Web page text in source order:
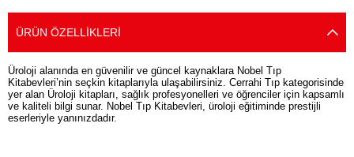
ÜRÜN ÖZELLIKLERI
Üroloji alanında en güvenilir ve güncel kaynaklara Nobel Tıp
Kitabevleri’nin seçkin kitaplarıyla ulaşabilirsiniz. Cerrahi Tıp kategorisinde
yer alan Üroloji kitapları, sağlık profesyonelleri ve öğrenciler için kapsamlı
ve kaliteli bilgi sunar. Nobel Tıp Kitabevleri, üroloji eğitiminde prestijli
eserleriyle yanınızdadır.